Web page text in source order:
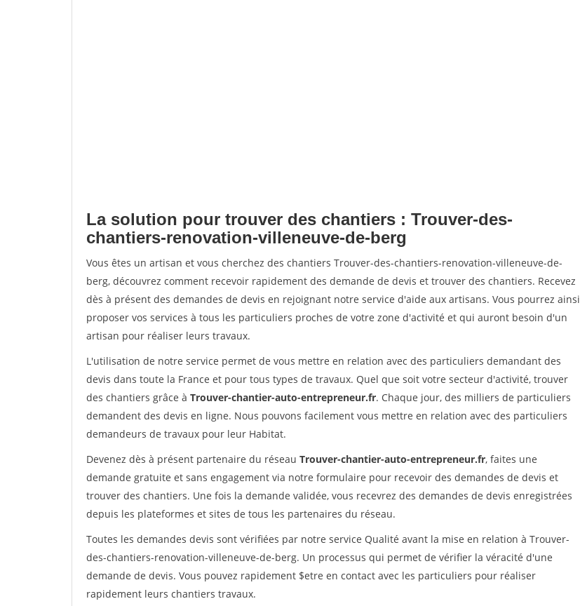
La solution pour trouver des chantiers : Trouver-des-
chantiers-renovation-villeneuve-de-berg
Vous êtes un artisan et vous cherchez des chantiers Trouver-des-chantiers-renovation-villeneuve-de-
berg, découvrez comment recevoir rapidement des demande de devis et trouver des chantiers. Recevez
dès à présent des demandes de devis en rejoignant notre service d'aide aux artisans. Vous pourrez ainsi
proposer vos services à tous les particuliers proches de votre zone d'activité et qui auront besoin d'un
artisan pour réaliser leurs travaux.
L'utilisation de notre service permet de vous mettre en relation avec des particuliers demandant des
devis dans toute la France et pour tous types de travaux. Quel que soit votre secteur d'activité, trouver
des chantiers grâce à Trouver-chantier-auto-entrepreneur.fr. Chaque jour, des milliers de particuliers
demandent des devis en ligne. Nous pouvons facilement vous mettre en relation avec des particuliers
demandeurs de travaux pour leur Habitat.
Devenez dès à présent partenaire du réseau Trouver-chantier-auto-entrepreneur.fr, faites une
demande gratuite et sans engagement via notre formulaire pour recevoir des demandes de devis et
trouver des chantiers. Une fois la demande validée, vous recevrez des demandes de devis enregistrées
depuis les plateformes et sites de tous les partenaires du réseau.
Toutes les demandes devis sont vérifiées par notre service Qualité avant la mise en relation à Trouver-
des-chantiers-renovation-villeneuve-de-berg. Un processus qui permet de vérifier la véracité d'une
demande de devis. Vous pouvez rapidement $etre en contact avec les particuliers pour réaliser
rapidement leurs chantiers travaux.